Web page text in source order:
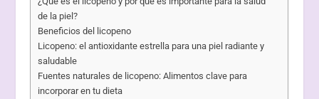
de la piel?
Beneficios del licopeno
Licopeno: el antioxidante estrella para una piel radiante y
saludable
Fuentes naturales de licopeno: Alimentos clave para
incorporar en tu dieta